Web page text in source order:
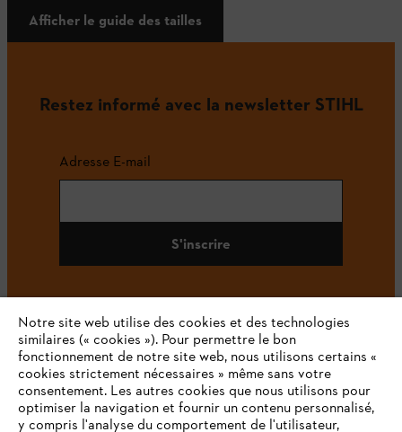
Afficher le guide des tailles
Restez informé avec la newsletter STIHL
Adresse E-mail
S'inscrire
#STIHL
Notre site web utilise des cookies et des technologies
similaires (« cookies »). Pour permettre le bon
fonctionnement de notre site web, nous utilisons certains «
cookies strictement nécessaires » même sans votre
consentement. Les autres cookies que nous utilisons pour
optimiser la navigation et fournir un contenu personnalisé,
y compris l'analyse du comportement de l'utilisateur,